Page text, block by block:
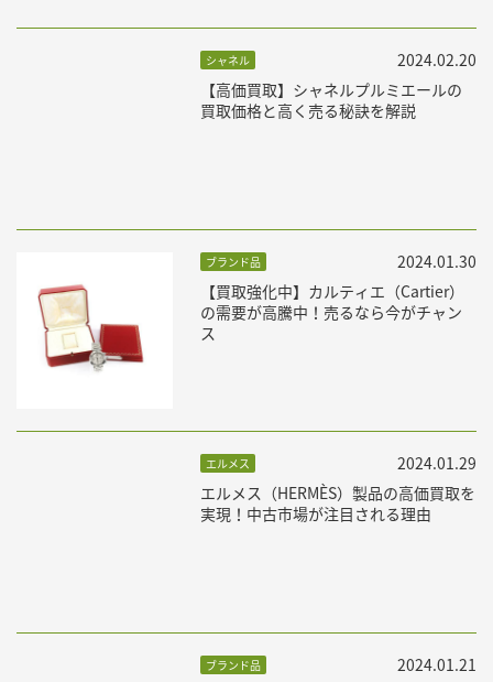
シャネル
【高価買取】シャネルプルミエールの
買取価格と高く売る秘訣を解説
2024.02.20
ブランド品
【買取強化中】カルティエ（Cartier）
の需要が高騰中！売るなら今がチャン
ス
2024.01.30
エルメス
エルメス（HERMÈS）製品の高価買取を
実現！中古市場が注目される理由
2024.01.29
ブランド品 2024.01.21